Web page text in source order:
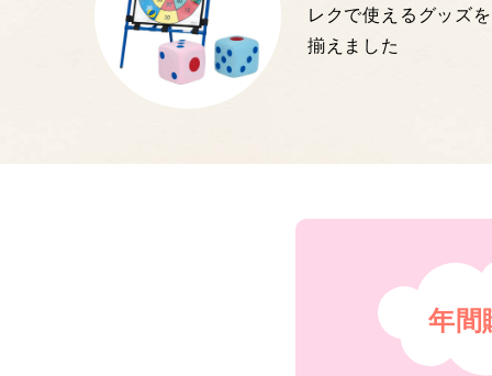
レクで使えるグッズを
揃えました
年間